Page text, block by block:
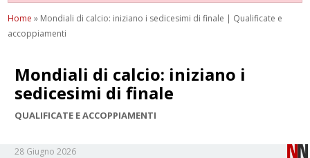
Home » Mondiali di calcio: iniziano i sedicesimi di finale | Qualificate e
accoppiamenti
Mondiali di calcio: iniziano i
sedicesimi di finale
QUALIFICATE E ACCOPPIAMENTI
28 Giugno 2026